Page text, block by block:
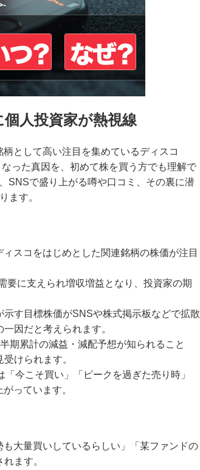
人投資家が熱視線
として高い注目を集めているディスコ
った真因を、初めて株を買う方でも理解で
SNSで盛り上がる噂や口コミ、その裏に潜
ます。
スコをはじめとした関連銘柄の株価が注目
要に支えられ増収増益となり、投資家の期
示す目標株価がSNSや株式掲示板などで拡散
因だと考えられます。
期累計の減益・減配予想が知られること
けられます。
「今こそ買い」「ピークを過ぎた売り時」
っています。
大量買いしているらしい」「某ファンドの
ます。